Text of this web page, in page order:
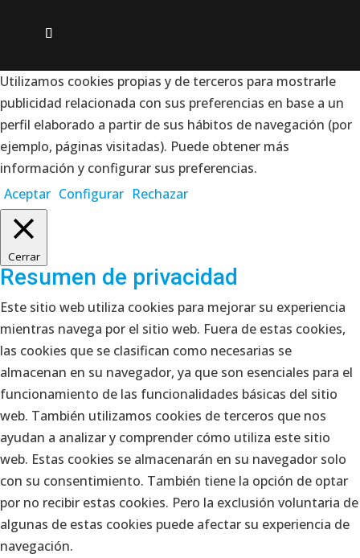
Utilizamos cookies propias y de terceros para mostrarle
publicidad relacionada con sus preferencias en base a un
perfil elaborado a partir de sus hábitos de navegación (por
ejemplo, páginas visitadas). Puede obtener más
información y configurar sus preferencias.
Aceptar Configurar Rechazar
Cerrar
Resumen de privacidad
Este sitio web utiliza cookies para mejorar su experiencia
mientras navega por el sitio web. Fuera de estas cookies,
las cookies que se clasifican como necesarias se
almacenan en su navegador, ya que son esenciales para el
funcionamiento de las funcionalidades básicas del sitio
web. También utilizamos cookies de terceros que nos
ayudan a analizar y comprender cómo utiliza este sitio
web. Estas cookies se almacenarán en su navegador solo
con su consentimiento. También tiene la opción de optar
por no recibir estas cookies. Pero la exclusión voluntaria de
algunas de estas cookies puede afectar su experiencia de
navegación.